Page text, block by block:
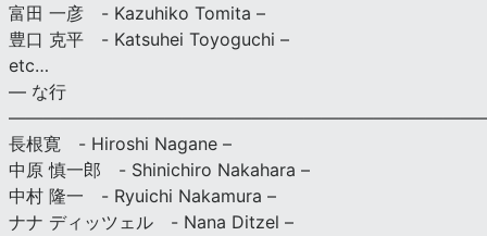
富田 一彦 - Kazuhiko Tomita –
豊口 克平 - Katsuhei Toyoguchi –
etc…
— な行
長根寛 - Hiroshi Nagane –
中原 慎一郎 - Shinichiro Nakahara –
中村 隆一 - Ryuichi Nakamura –
ナナ ディッツェル - Nana Ditzel –